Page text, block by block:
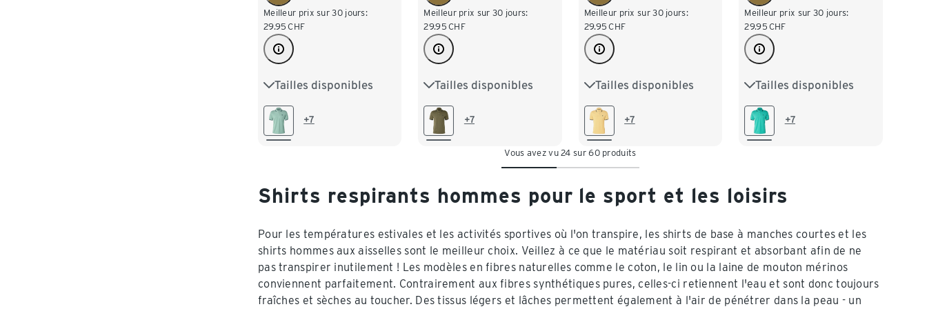
Meilleur prix sur 30 jours:
29.95 CHF
Tailles disponibles
S 44/46 M 48/50
L 52/54+7
Meilleur prix sur 30 jours:
29.95 CHF
Tailles disponibles
S 44/46 M 48/50
L 52/54+7
Meilleur prix sur 30 jours:
29.95 CHF
Tailles disponibles
S 44/46 M 48/50
L 52/54+7
Meilleur prix sur 30 jours:
29.95 CHF
Tailles disponibles
S 44/46 M 48/50
L 52/54+7
Vous avez vu 24 sur 60 produits
Shirts respirants hommes pour le sport et les loisirs
Pour les températures estivales et les activités sportives où l'on transpire, les shirts de base à manches courtes et les
shirts hommes aux aisselles sont le meilleur choix. Veillez à ce que le matériau soit respirant et absorbant afin de ne
pas transpirer inutilement ! Les modèles en fibres naturelles comme le coton, le lin ou la laine de mouton mérinos
conviennent parfaitement. Contrairement aux fibres synthétiques pures, celles-ci retiennent l'eau et sont donc toujours
fraîches et sèches au toucher. Des tissus légers et lâches permettent également à l'air de pénétrer dans la peau - un